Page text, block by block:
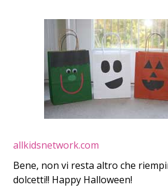
allkidsnetwork.com
Bene, non vi resta altro che
dolcetti!! Happy Halloween!